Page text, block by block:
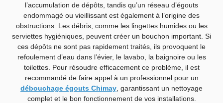
l’accumulation de dépôts, tandis qu’un réseau d’égouts
endommagé ou vieillissant est également à l’origine des
obstructions. Les débris, comme les lingettes humides ou les
serviettes hygiéniques, peuvent créer un bouchon important. Si
ces dépôts ne sont pas rapidement traités, ils provoquent le
refoulement d’eau dans l’évier, le lavabo, la baignoire ou les
toilettes. Pour résoudre efficacement ce problème, il est
recommandé de faire appel à un professionnel pour un
débouchage égouts Chimay , garantissant un nettoyage
complet et le bon fonctionnement de vos installations.